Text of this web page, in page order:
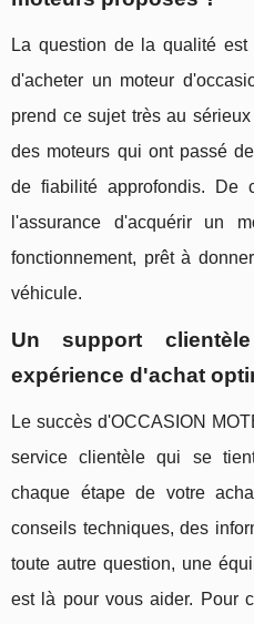
La question de la qualité
d'acheter un moteur
prend ce sujet très au
des moteurs qui ont passé
de fiabilité approfondis. De
l'assurance d'acquérir un
fonctionnement, prêt à
véhicule.
Un support
expérience d'achat
Le succès d'OCCASION
service clientèle qui se
chaque étape de votre
conseils techniques, des
toute autre question, une
est là pour vous aider. Pour